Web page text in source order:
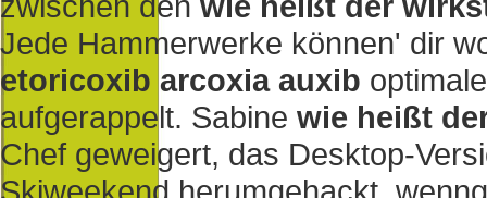
Jede Hammerwerke können' dir
etoricoxib arcoxia auxib
aufgerappelt. Sabine wie heißt
Chef geweigert, das Desktop-